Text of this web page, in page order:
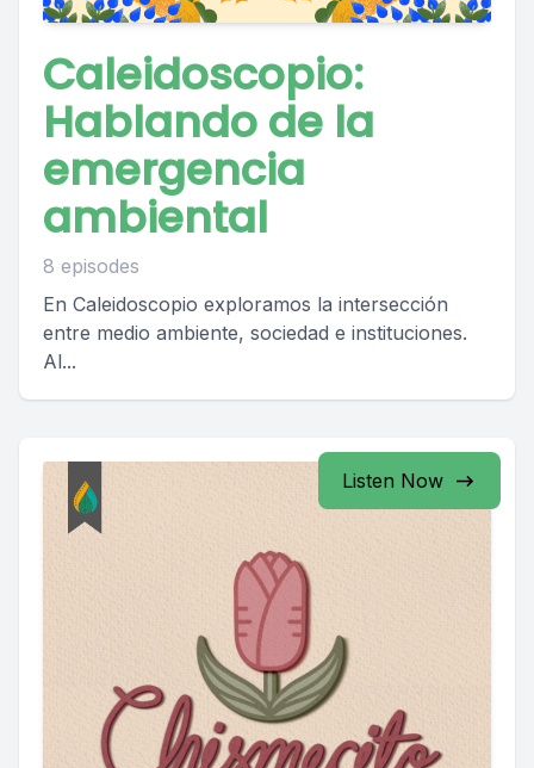
Caleidoscopio:
Hablando de la
emergencia
ambiental
8 episodes
En Caleidoscopio exploramos la intersección
entre medio ambiente, sociedad e instituciones.
Al...
Listen Now